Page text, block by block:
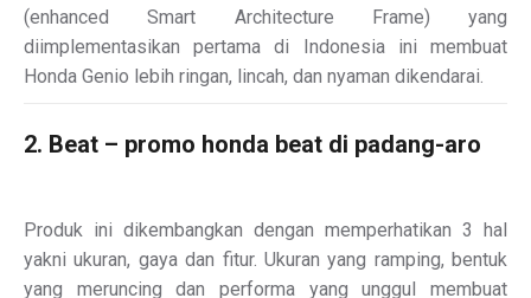
(enhanced Smart Architecture Frame) yang
diimplementasikan pertama di Indonesia ini membuat
Honda Genio lebih ringan, lincah, dan nyaman dikendarai.
2. Beat – promo honda beat di padang-aro
Produk ini dikembangkan dengan memperhatikan 3 hal
yakni ukuran, gaya dan fitur. Ukuran yang ramping, bentuk
yang meruncing dan performa yang unggul membuat